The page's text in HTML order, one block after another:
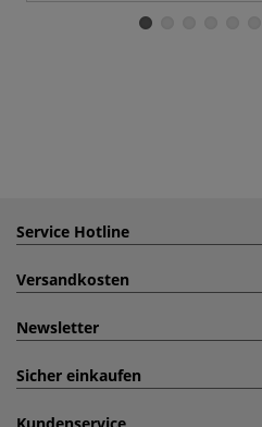
Service Hotline
Versandkosten
Newsletter
Sicher einkaufen